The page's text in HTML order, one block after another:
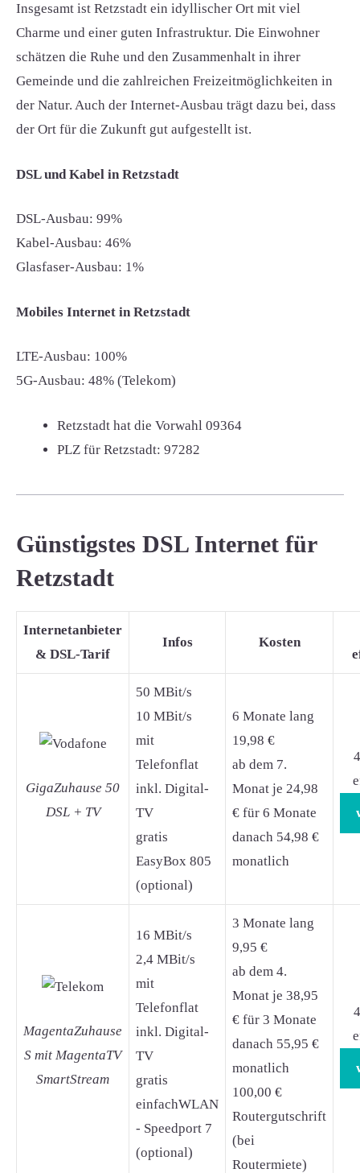
Insgesamt ist Retzstadt ein idyllischer Ort mit viel
Charme und einer guten Infrastruktur. Die Einwohner
schätzen die Ruhe und den Zusammenhalt in ihrer
Gemeinde und die zahlreichen Freizeitmöglichkeiten in
der Natur. Auch der Internet-Ausbau trägt dazu bei, dass
der Ort für die Zukunft gut aufgestellt ist.
DSL und Kabel in Retzstadt
DSL-Ausbau: 99%
Kabel-Ausbau: 46%
Glasfaser-Ausbau: 1%
Mobiles Internet in Retzstadt
LTE-Ausbau: 100%
5G-Ausbau: 48% (Telekom)
Retzstadt hat die Vorwahl 09364
PLZ für Retzstadt: 97282
Günstigstes DSL Internet für
Retzstadt
Internetanbieter
& DSL-Tarif
Infos Kosten
GigaZuhause 50
DSL + TV
50 MBit/s
10 MBit/s
mit
Telefonflat
inkl. Digital-
TV
gratis
EasyBox 805
(optional)
6 Monate lang
19,98 €
ab dem 7.
Monat je 24,98
€ für 6 Monate
danach 54,98 €
monatlich
MagentaZuhause
S mit MagentaTV
SmartStream
16 MBit/s
2,4 MBit/s
mit
Telefonflat
inkl. Digital-
TV
gratis
einfachWLAN
- Speedport 7
(optional)
3 Monate lang
9,95 €
ab dem 4.
Monat je 38,95
€ für 3 Monate
danach 55,95 €
monatlich
100,00 €
Routergutschrift
(bei
Routermiete)